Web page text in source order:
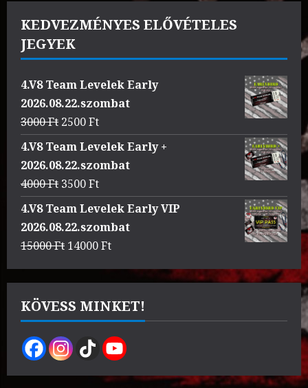
KEDVEZMÉNYES ELŐVÉTELES
JEGYEK
4.V8 Team Levelek Early
2026.08.22.szombat
3000Ft Original
price
was:
3000 Ft.
2500FtCurrent
price
4.V8 Team Levelek Early +
2026.08.22.szombat
4000Ft Original
price
was:
4000 Ft.
3500FtCurrent
price
3500 Ft.
4.V8 Team Levelek Early VIP
2026.08.22.szombat
15000Ft Original
was:
15000 Ft.
14000FtCurrent
is:
14000 Ft.
KÖVESS MINKET!